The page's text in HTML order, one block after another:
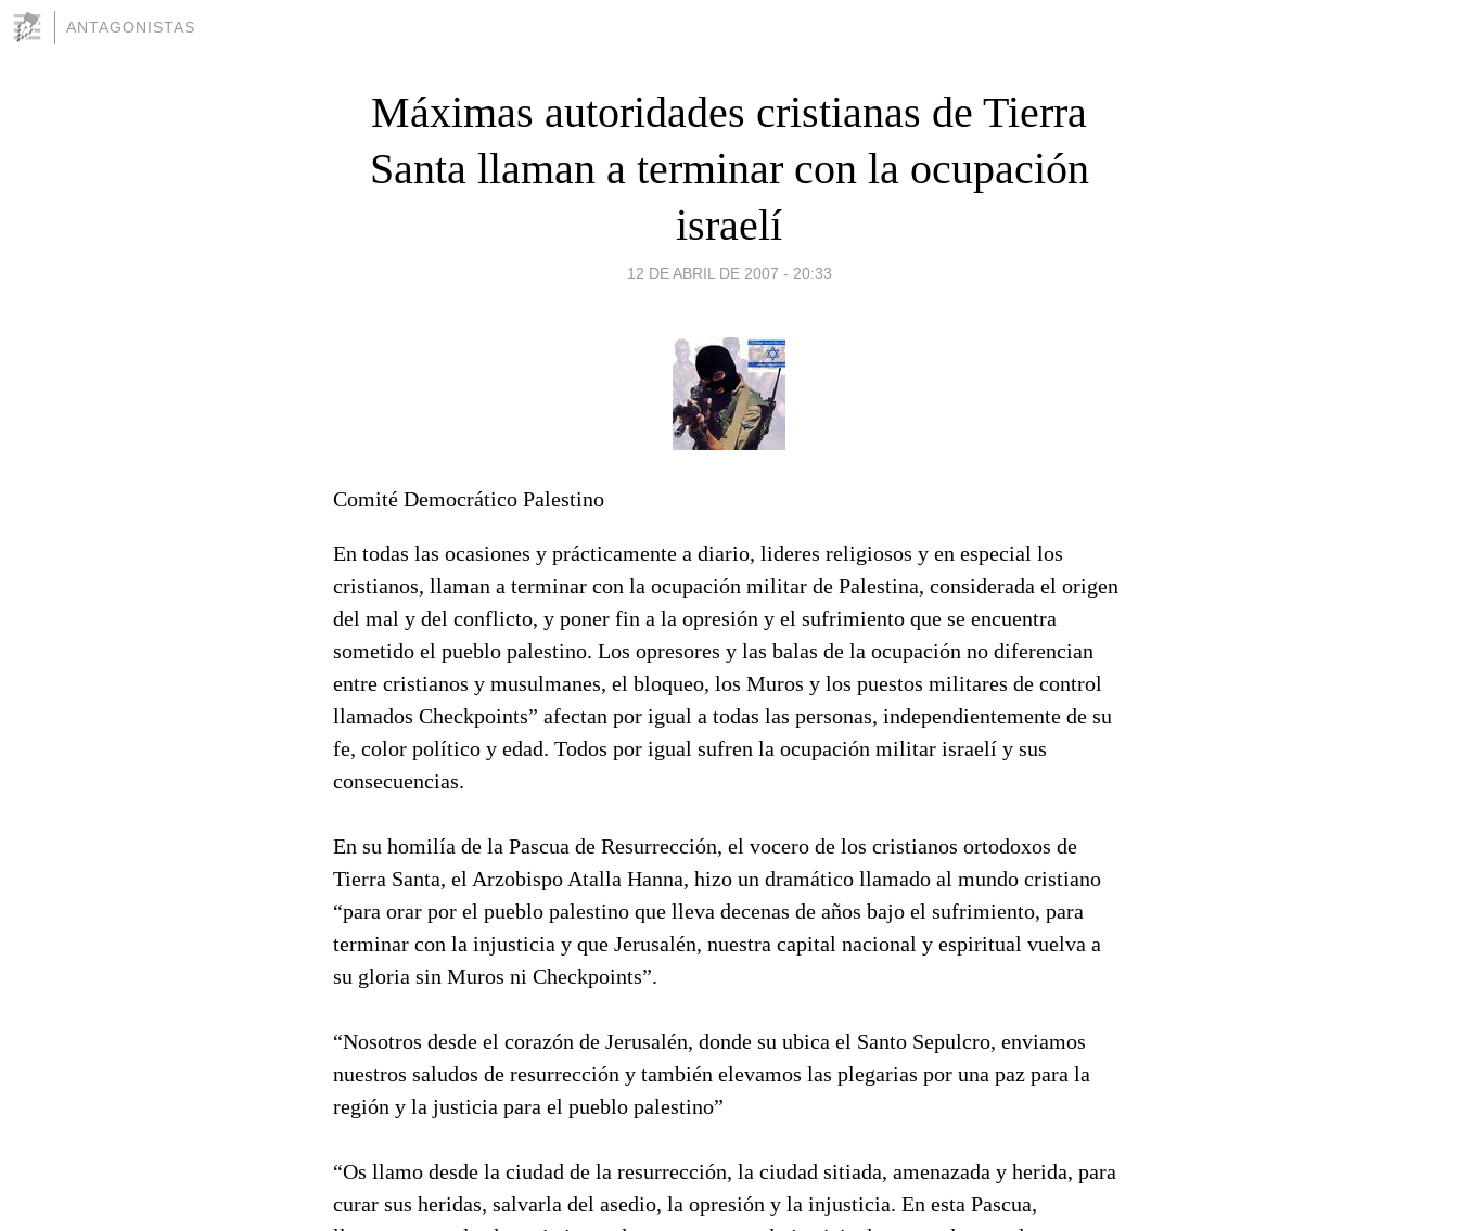
ANTAGONISTAS
Máximas autoridades cristianas de Tierra
Santa llaman a terminar con la ocupación
israelí
12 DE ABRIL DE 2007 - 20:33
Comité Democrático Palestino
En todas las ocasiones y prácticamente a diario, lideres religiosos y en especial los
cristianos, llaman a terminar con la ocupación militar de Palestina, considerada el origen
del mal y del conflicto, y poner fin a la opresión y el sufrimiento que se encuentra
sometido el pueblo palestino. Los opresores y las balas de la ocupación no diferencian
entre cristianos y musulmanes, el bloqueo, los Muros y los puestos militares de control
llamados Checkpoints” afectan por igual a todas las personas, independientemente de su
fe, color político y edad. Todos por igual sufren la ocupación militar israelí y sus
consecuencias.
En su homilía de la Pascua de Resurrección, el vocero de los cristianos ortodoxos de
Tierra Santa, el Arzobispo Atalla Hanna, hizo un dramático llamado al mundo cristiano
“para orar por el pueblo palestino que lleva decenas de años bajo el sufrimiento, para
terminar con la injusticia y que Jerusalén, nuestra capital nacional y espiritual vuelva a
su gloria sin Muros ni Checkpoints”.
“Nosotros desde el corazón de Jerusalén, donde su ubica el Santo Sepulcro, enviamos
nuestros saludos de resurrección y también elevamos las plegarias por una paz para la
región y la justicia para el pueblo palestino”
“Os llamo desde la ciudad de la resurrección, la ciudad sitiada, amenazada y herida, para
curar sus heridas, salvarla del asedio, la opresión y la injusticia. En esta Pascua,